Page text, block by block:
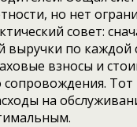
но нет
совет:
выручки по каждой
взносы и
сопровождения.
на